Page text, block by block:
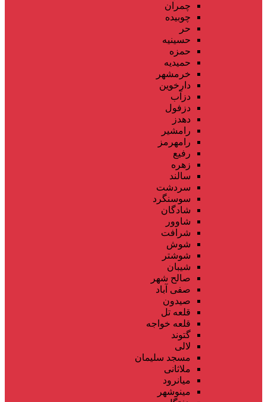
چمران
چوبیده
حر
حسینیه
حمزه
حمیدیه
خرمشهر
دارخوین
دزآب
دزفول
دهدز
رامشیر
رامهرمز
رفیع
زهره
سالند
سردشت
سوسنگرد
شادگان
شاوور
شرافت
شوش
شوشتر
شیبان
صالح شهر
صفی آباد
صیدون
قلعه تل
قلعه خواجه
گتوند
لالی
مسجد سلیمان
ملاثانی
میانرود
مینوشهر